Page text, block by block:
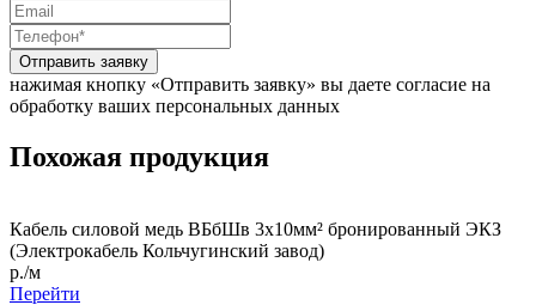
Отправить заявку
нажимая кнопку «Отправить заявку» вы даете согласие на
обработку ваших персональных данных
Похожая продукция
Кабель силовой медь ВБбШв 3x10мм² бронированный ЭКЗ
(Электрокабель Кольчугинский завод)
р./м
Перейти